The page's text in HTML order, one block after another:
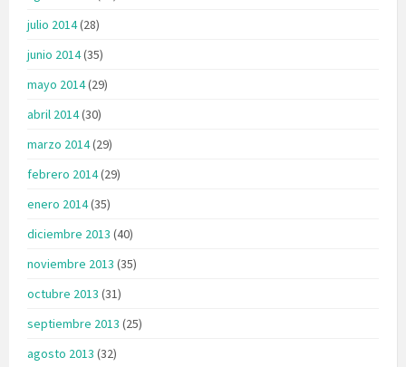
julio 2014(28)
junio 2014(35)
mayo 2014(29)
abril 2014(30)
marzo 2014(29)
febrero 2014(29)
enero 2014(35)
diciembre 2013 (40)
noviembre 2013 (35)
octubre 2013 (31)
septiembre 2013 (25)
agosto 2013 (32)